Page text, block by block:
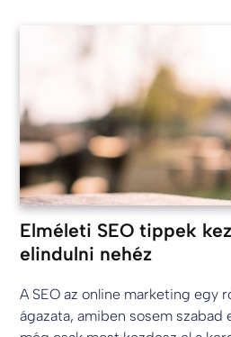
Elméleti SEO tippek
elindulni nehéz
A SEO az online marketing egy
ágazata, amiben sosem szabad